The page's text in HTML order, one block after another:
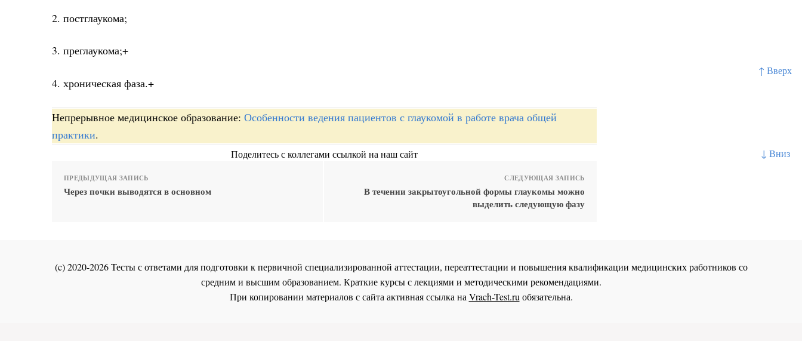
↑ Вверх
↓ Вниз
2. постглаукома;
3. преглаукома;+
4. хроническая фаза.+
Непрерывное медицинское образование: Особенности ведения пациентов с глаукомой в работе врача общей
практики.
Поделитесь с коллегами ссылкой на наш сайт
ПРЕДЫДУЩАЯ ЗАПИСЬ
Через почки выводятся в основном
СЛЕДУЮЩАЯ ЗАПИСЬ
В течении закрытоугольной формы глаукомы можно
выделить следующую фазу
(c) 2020-2026 Тесты с ответами для подготовки к первичной специализированной аттестации, переаттестации и повышения квалификации медицинских работников со
средним и высшим образованием. Краткие курсы с лекциями и методическими рекомендациями.
При копировании материалов с сайта активная ссылка наVrach-Test.ruобязательна.